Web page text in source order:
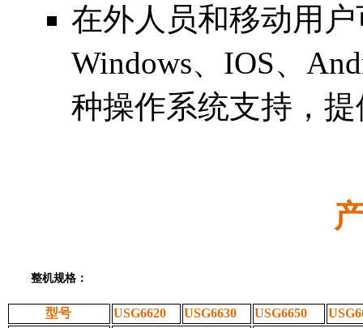
在外人员和移动用
Windows、IOS、
种操作系统支持，
整机规格：
型号 USG6620 USG6630 USG6650